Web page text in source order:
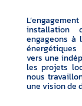
installation
engageons à
vers une
les projets
nous
une vision de